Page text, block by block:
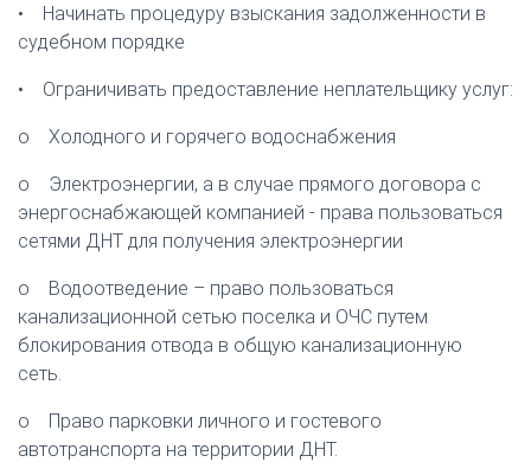
• Начинать процедуру взыскания задолженности в
судебном порядке
• Ограничивать предоставление неплательщику услуг:
o Холодного и горячего водоснабжения
o Электроэнергии, а в случае прямого договора с
энергоснабжающей компанией - права пользоваться
сетями ДНТ для получения электроэнергии
o Водоотведение – право пользоваться
канализационной сетью поселка и ОЧС путем
блокирования отвода в общую канализационную
сеть.
o Право парковки личного и гостевого
автотранспорта на территории ДНТ.